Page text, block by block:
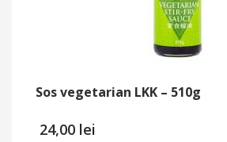
Sos vegetarian LKK – 510g
24,00 lei